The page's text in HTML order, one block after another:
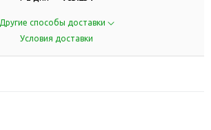
Другие способы доставки
Условия доставки